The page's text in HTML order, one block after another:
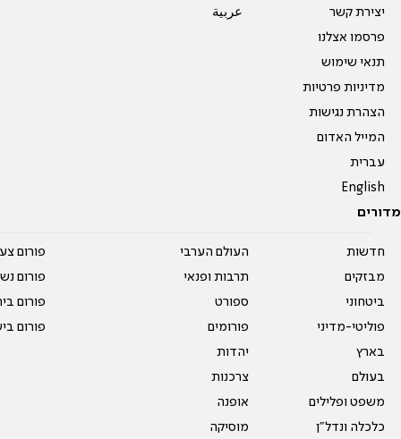
יצירת קשר
פרסמו אצלנו
תנאי שימוש
מדיניות פרטיות
הצהרת נגישות
המייל האדום
עברית
English
عربية
מדורים
חדשות
מבזקים
ביטחוני
פוליטי-מדיני
בארץ
בעולם
משפט ופלילים
כלכלה ונדל"ן
העולם הערבי
תרבות ופנאי
ספורט
פורומים
יהדות
צרכנות
אופנה
מוסיקה
פורום
פורום
פורום
פורום